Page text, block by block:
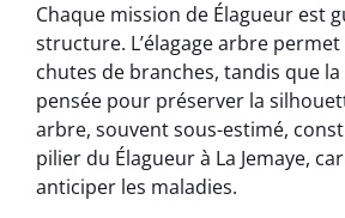
Chaque mission de Élagueur est
structure. L’élagage arbre
chutes de branches, tandis que
pensée pour préserver la
arbre, souvent sous-estimé,
pilier du Élagueur à La Jemaye,
anticiper les maladies.